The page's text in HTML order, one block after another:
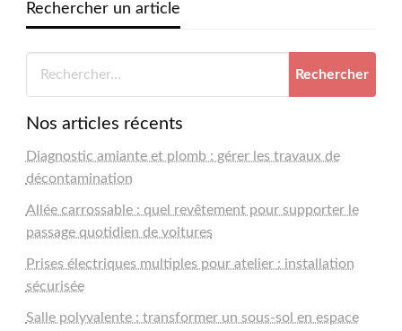
Rechercher un article
Nos articles récents
Diagnostic amiante et plomb : gérer les travaux de
décontamination
Allée carrossable : quel revêtement pour supporter le
passage quotidien de voitures
Prises électriques multiples pour atelier : installation
sécurisée
Salle polyvalente : transformer un sous-sol en espace